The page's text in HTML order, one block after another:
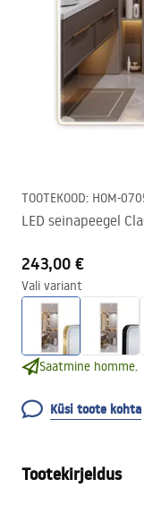
TOOTEKOOD: HOM-
LED seinapeegel
243,00 €
Vali variant
Saatmine homme.
Küsi toote kohta
Tootekirjeldus